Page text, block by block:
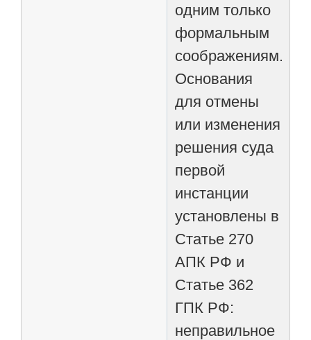
одним только
формальным
соображениям.
Основания
для отмены
или изменения
решения суда
первой
инстанции
установлены в
Статье 270
АПК РФ и
Статье 362
ГПК РФ:
неправильное